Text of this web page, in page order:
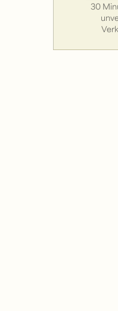
30